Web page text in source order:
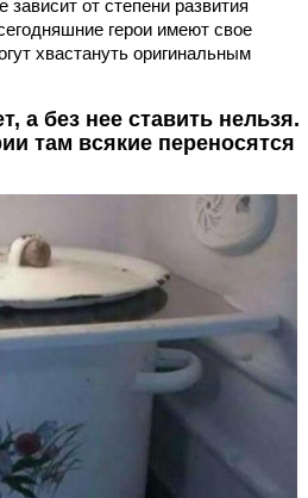
от степени развития
герои имеют свое
хвастануть оригинальным
а без нее ставить нельзя.
там всякие переносятся